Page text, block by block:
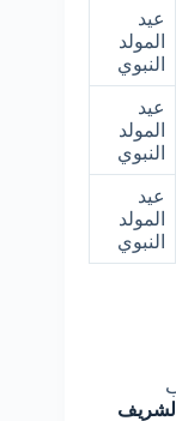
عيد
المولد
النبوي
عيد
المولد
النبوي
عيد
المولد
النبوي
الشريف